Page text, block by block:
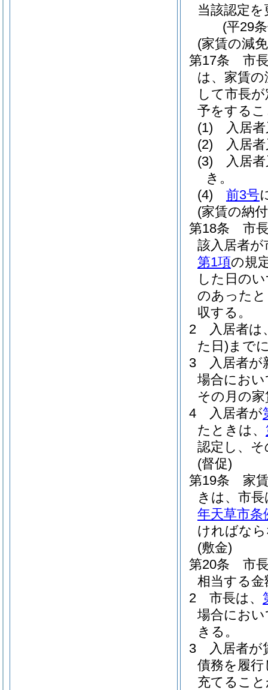
当該認定
(平29
(家賃の減
第17条
市
は、家賃
して市長
予をする
(1)
入居
(2)
入居
(3)
入居
き。
(4)
前3号
(家賃の納
第18条
市
該入居者
第1項の規
した日の
のあった
収する。
2
入居者は
た日) まで
3
入居者
場合にお
その月の
4
入居者が
たときは、
認定し、
(督促)
第19条
家
きは、市
年天草市条
ければな
(敷金)
第20条
市
相当する
2
市長は、
場合にお
きる。
3
入居者
債務を履
充てるこ